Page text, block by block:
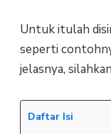
Untuk itulah
seperti
jelasnya,
Daftar Isi